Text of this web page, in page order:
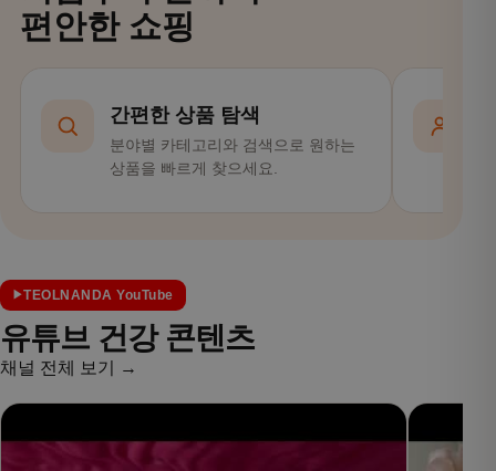
편안한 쇼핑
간편한 상품 탐색
분야별 카테고리와 검색으로 원하는
상품을 빠르게 찾으세요.
TEOLNANDA YouTube
유튜브 건강 콘텐츠
채널 전체 보기 →